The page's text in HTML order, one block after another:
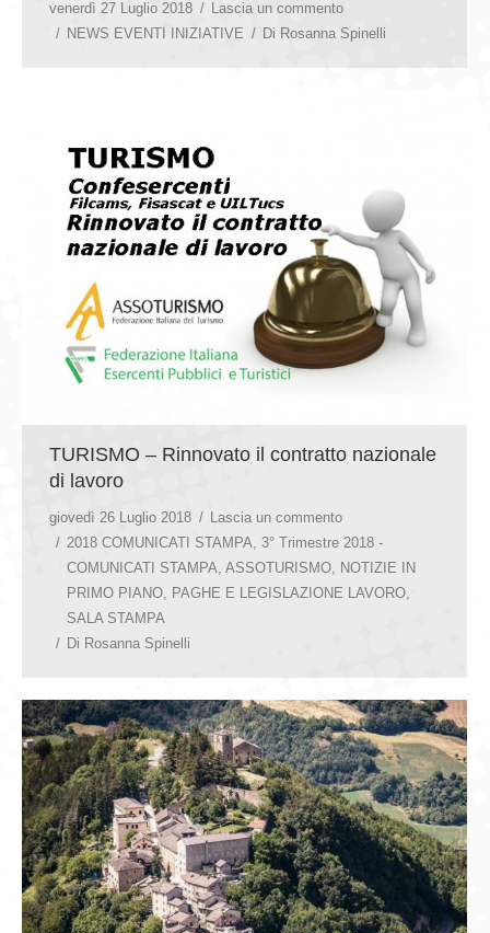
venerdì 27 Luglio 2018
Lascia un commento
NEWS EVENTI INIZIATIVE
Di Rosanna Spinelli
TURISMO – Rinnovato il contratto nazionale
di lavoro
giovedì 26 Luglio 2018
Lascia un commento
2018 COMUNICATI STAMPA
3° Trimestre 2018 -
COMUNICATI STAMPA ASSOTURISMO NOTIZIE IN
PRIMO PIANO PAGHE E LEGISLAZIONE LAVORO
SALA STAMPA
Di Rosanna Spinelli